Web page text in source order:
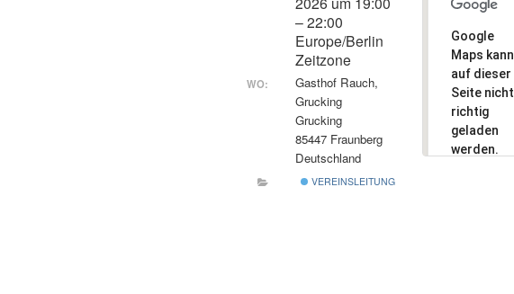
Gartenbauvereine des
Landkreises Erding
Fortbildungen für Kinder-
und
JugendgruppenleiterInnen
in Ortsvereinen des KGL
Erding
Weiterführende Links
Wie gründe ich eine
Jugendgruppe?
Aufbau
Lageplan
Geschichte
Infoblätter
Google
Maps kann
auf dieser
Seite nicht
richtig
geladen
werden.
– 22:00
Europe/Berlin
Zeitzone
WO:
Gasthof Rauch,
Grucking
Grucking
85447 Fraunberg
Deutschland
VEREINSLEITUNG